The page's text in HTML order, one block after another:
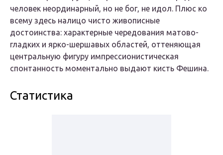
человек неординарный, но не бог, не идол. Плюс ко
всему здесь налицо чисто живописные
достоинства: характерные чередования матово-
гладких и ярко-шершавых областей, оттеняющая
центральную фигуру импрессионистическая
спонтанность моментально выдают кисть Фешина.
Статистика